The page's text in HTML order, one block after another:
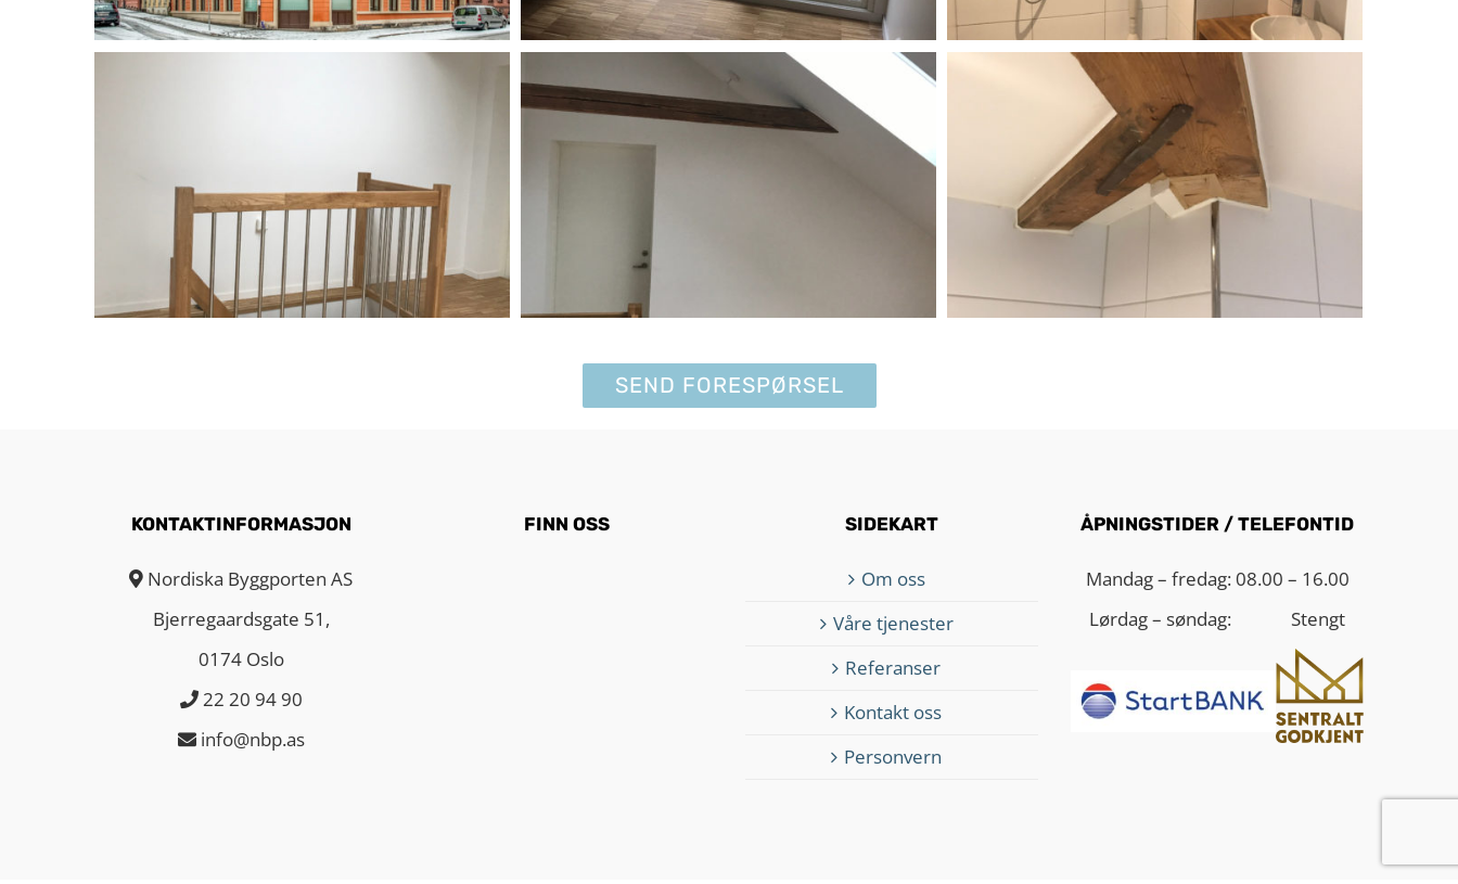
SEND FORESPØRSEL
KONTAKTINFORMASJON
Nordiska Byggporten AS
Bjerregaardsgate 51,
0174 Oslo
22 20 94 90
info@nbp.as
FINN OSS SIDEKART
Om oss
Våre tjenester
Referanser
Kontakt oss
Personvern
ÅPNINGSTIDER / TELEFONTID
Mandag – fredag:08.00 – 16.00
Lørdag – søndag:
Stengt